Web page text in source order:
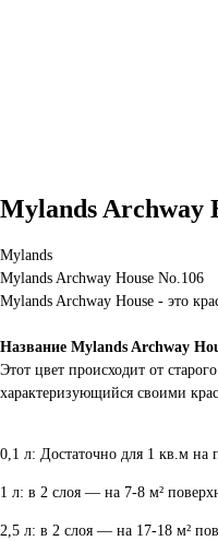
Mylands Archway
Mylands
Mylands Archway House No.106
Mylands Archway House - это
Название Mylands Archway
Этот цвет происходит от
характеризующийся своими
0,1 л: Достаточно для 1 кв.м на
1 л: в 2 слоя — на 7-8 м²
2,5 л: в 2 слоя — на 17-18 м²